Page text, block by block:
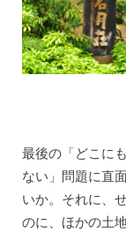
最後の「どこに
ない」問題に直
いか。それに、
のに、ほかの土